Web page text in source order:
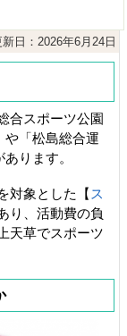
新日：2026年6月24日
合スポーツ公園
や「松島総合運
ります。
対象とした【 ス
り、活動費の負
天草でスポーツ